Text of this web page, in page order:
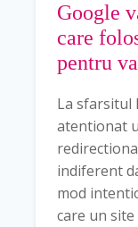
Google
care
pentru
La sfarsitul
atentionat
indiferent
mod
care un